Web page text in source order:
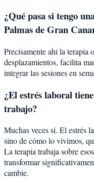
¿Qué pasa si tengo
Palmas de Gran
Precisamente ahí la terapia
desplazamientos, facilita
integrar las sesiones en
¿El estrés laboral
trabajo?
Muchas veces sí. El estrés
sino de cómo lo vivimos,
La terapia trabaja sobre
transformar
cambie.